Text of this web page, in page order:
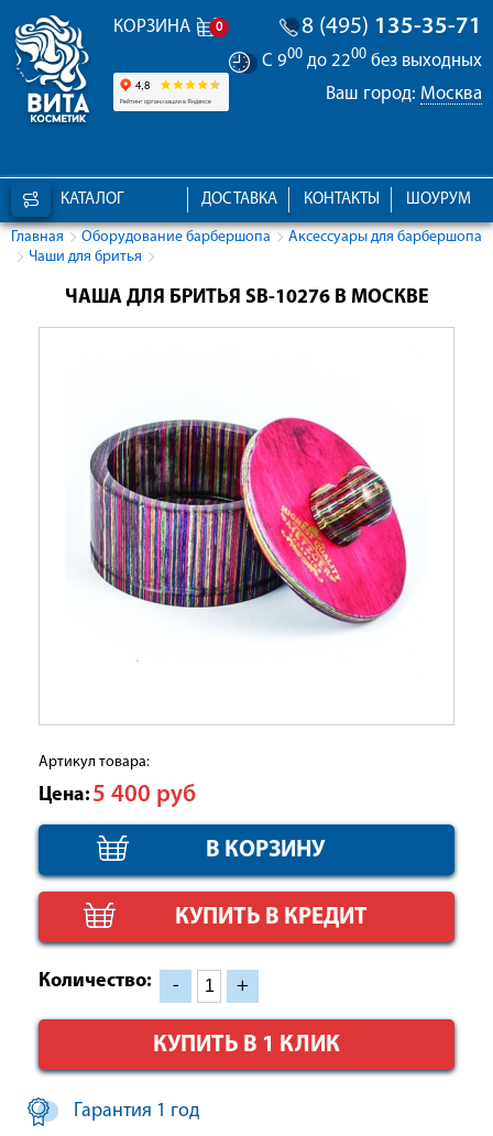
КОРЗИНА 0 8 (495) 135-35-71
С 900 до 2200 без выходных
Ваш город: Москва
КАТАЛОГ ШОУРУМ
КОНТАКТЫ
ДОСТАВКА
Главная Оборудование барбершопа
Аксессуары для барбершопа
Чаши для бритья
ЧАША ДЛЯ БРИТЬЯ SB-10276 В МОСКВЕ
Артикул товара:
Цена: 5 400 руб
КУПИТЬ В КРЕДИТ
Количество: - +
КУПИТЬ В 1 КЛИК
Гарантия 1 год